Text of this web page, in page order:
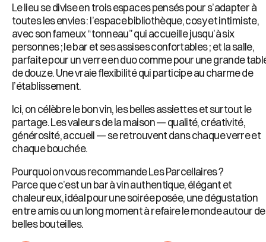
Le lieu se divise en trois espaces pensés pour s’adapter à
toutes les envies : l’espace bibliothèque, cosy et intimiste,
avec son fameux “tonneau” qui accueille jusqu’à six
personnes ; le bar et ses assises confortables ; et la salle,
parfaite pour un verre en duo comme pour une grande
de douze. Une vraie flexibilité qui participe au charme de
l’établissement.
Ici, on célèbre le bon vin, les belles assiettes et surtout le
partage. Les valeurs de la maison — qualité, créativité,
générosité, accueil — se retrouvent dans chaque verre et
chaque bouchée.
Pourquoi on vous recommande Les Parcellaires ?
Parce que c’est un bar à vin authentique, élégant et
chaleureux, idéal pour une soirée posée, une dégustation
entre amis ou un long moment à refaire le monde autour de
belles bouteilles.